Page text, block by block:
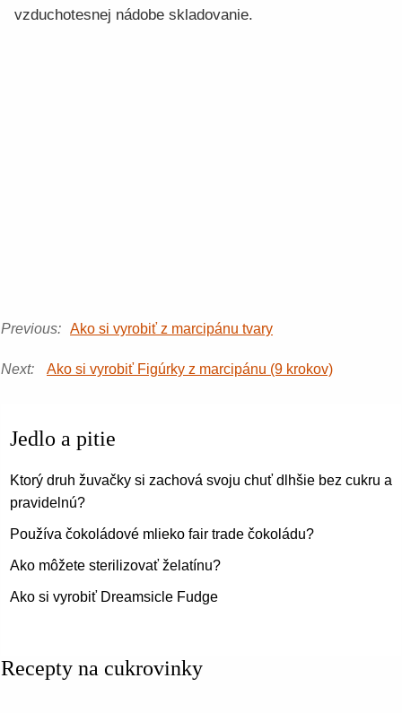
vzduchotesnej nádobe skladovanie.
Previous: Ako si vyrobiť z marcipánu tvary
Next: Ako si vyrobiť Figúrky z marcipánu (9 krokov)
Jedlo a pitie
Ktorý druh žuvačky si zachová svoju chuť dlhšie bez cukru
pravidelnú?
Používa čokoládové mlieko fair trade čokoládu?
Ako môžete sterilizovať želatínu?
Ako si vyrobiť Dreamsicle Fudge
Recepty na cukrovinky